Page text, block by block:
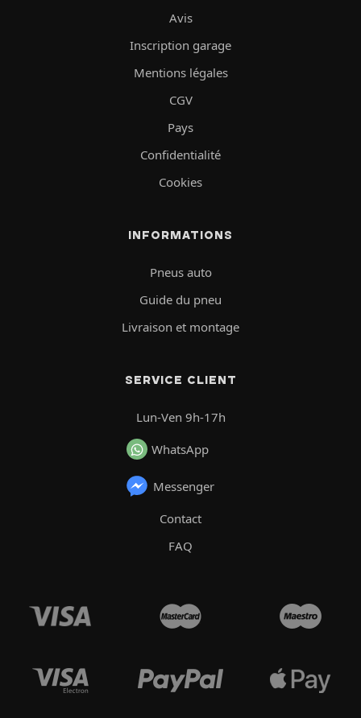
Avis
Inscription garage
Mentions légales
CGV
Pays
Confidentialité
Cookies
INFORMATIONS
Pneus auto
Guide du pneu
Livraison et montage
SERVICE CLIENT
Lun-Ven 9h-17h
WhatsApp
Messenger
Contact
FAQ